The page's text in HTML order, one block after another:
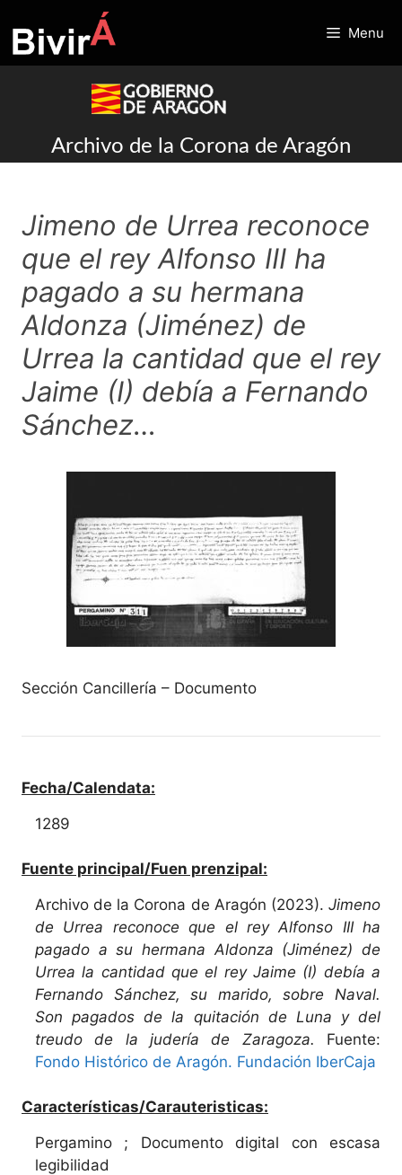
to
content
Menu
Archivo de la Corona de Aragón
Jimeno de Urrea reconoce
que el rey Alfonso III ha
pagado a su hermana
Aldonza (Jiménez) de
Urrea la cantidad que el rey
Jaime (I) debía a Fernando
Sánchez…
Sección Cancillería – Documento
Fecha/Calendata:
1289
Fuente principal/Fuen prenzipal:
Archivo de la Corona de Aragón (2023). Jimeno
de Urrea reconoce que el rey Alfonso III ha
pagado a su hermana Aldonza (Jiménez) de
Urrea la cantidad que el rey Jaime (I) debía a
Fernando Sánchez, su marido, sobre Naval.
Son pagados de la quitación de Luna y del
treudo de la judería de Zaragoza. Fuente:
Fondo Histórico de Aragón. Fundación IberCaja
Características/Carauteristicas:
Pergamino ; Documento digital con escasa
legibilidad